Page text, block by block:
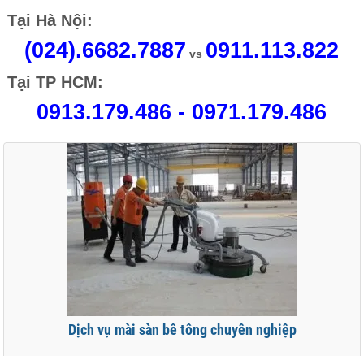
Tại Hà Nội:
(024).6682.7887 vs 0911.113.822
Tại TP HCM:
0913.179.486 - 0971.179.486
Dịch vụ mài sàn bê tông chuyên nghiệp